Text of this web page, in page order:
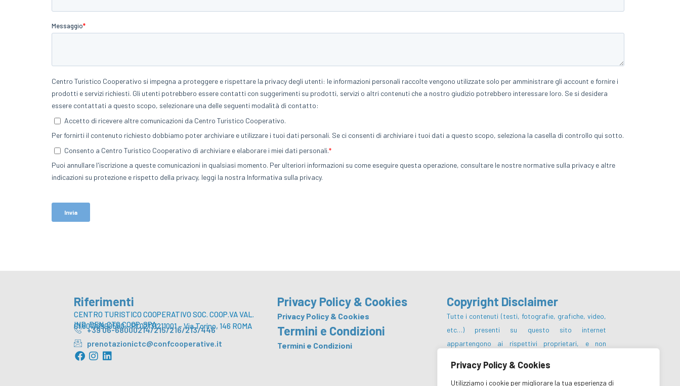
Privacy Policy & Cookies
Utilizziamo i cookie per migliorare la tua esperienza di
Riferimenti
CENTRO TURISTICO COOPERATIVO SOC. COOP.VA VAL.
IND. DEN. CTC COOP. SPA
CI 80176990580 – PI 02131211001 – Via Torino, 146 ROMA
+39 06-68000214/215/216/213/446
prenotazionictc@confcooperative.it
F
a
I
L
Privacy Policy & Cookies
Privacy Policy & Cookies
Termini e Condizioni
Termini e Condizioni
Copyright Disclaimer
Tutte i contenuti (testi, fotografie, grafiche, video,
etc…) presenti su questo sito internet
appartengono ai rispettivi proprietari, e non
commercializzati, distribuiti, radio o videotrasmessi
da parte degli utenti e dei terzi in genere, in alcun